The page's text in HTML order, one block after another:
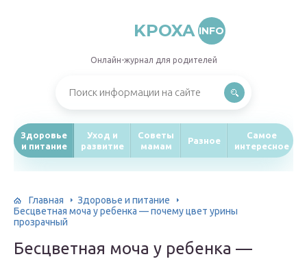
KPOXA INFO
Онлайн-журнал для родителей
Здоровье
и питание
Уход и
развитие
Советы
мамам
Разное
Самое
интересное
Главная
Здоровье и питание
Бесцветная моча у ребенка — почему цвет урины
прозрачный
Бесцветная моча у ребенка —